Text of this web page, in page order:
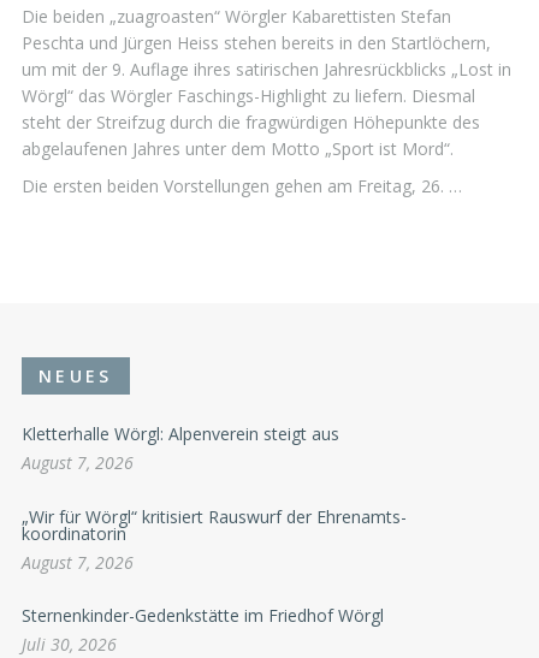
Die beiden „zuagroasten“ Wörgler Kabarettisten Stefan
Peschta und Jürgen Heiss stehen bereits in den Startlöchern,
um mit der 9. Auflage ihres satirischen Jahresrückblicks „Lost in
Wörgl“ das Wörgler Faschings-Highlight zu liefern. Diesmal
steht der Streifzug durch die fragwürdigen Höhepunkte des
abgelaufenen Jahres unter dem Motto „Sport ist Mord“.
Die ersten beiden Vorstellungen gehen am Freitag, 26. …
NEUES
Kletterhalle Wörgl: Alpenverein steigt aus
August 7, 2026
„Wir für Wörgl“ kritisiert Rauswurf der Ehrenamts-
koordinatorin
August 7, 2026
Sternenkinder-Gedenkstätte im Friedhof Wörgl
Juli 30, 2026